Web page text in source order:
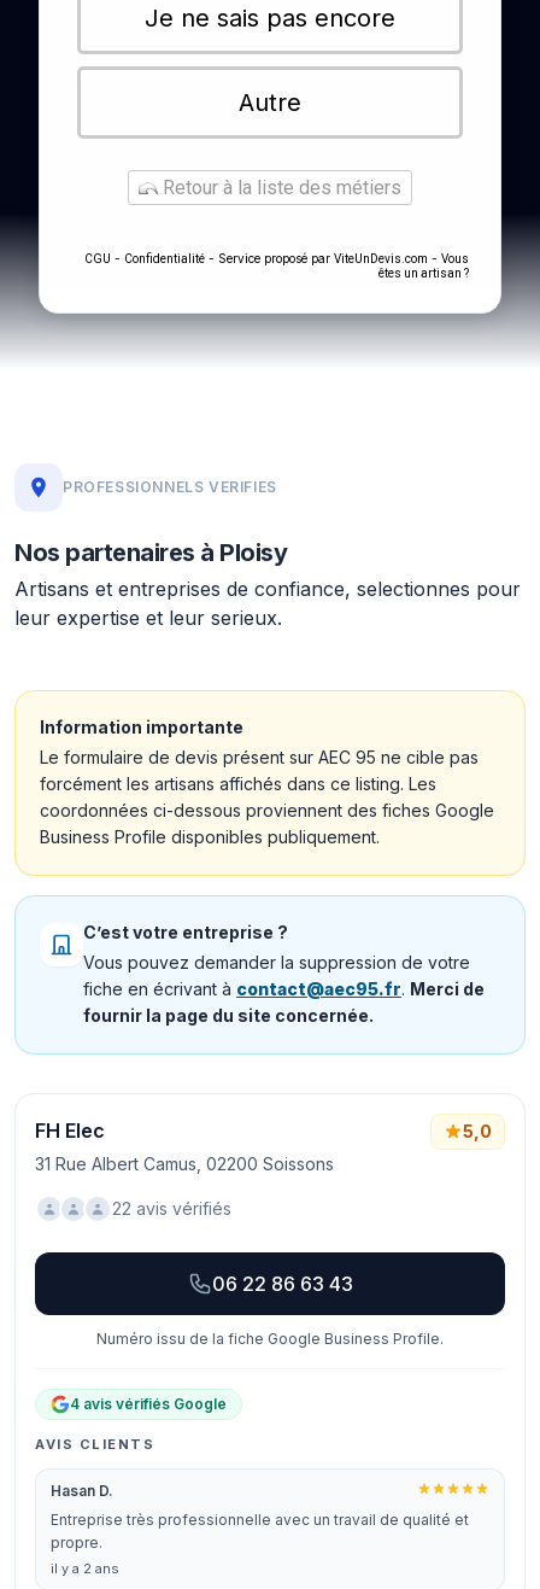
Je ne sais pas encore
Autre
Retour à la liste des métiers
CGU - Confidentialité - Service proposé par ViteUnDevis.com - Vous
êtes un artisan ?
PROFESSIONNELS VERIFIES
Nos partenaires à Ploisy
Artisans et entreprises de confiance, selectionnes pour
leur expertise et leur serieux.
Information importante
Le formulaire de devis présent sur AEC 95 ne cible pas
forcément les artisans affichés dans ce listing. Les
coordonnées ci-dessous proviennent des fiches Google
Business Profile disponibles publiquement.
C’est votre entreprise ?
Vous pouvez demander la suppression de votre
fiche en écrivant à contact@aec95.fr. Merci de
fournir la page du site concernée.
FH Elec
31 Rue Albert Camus, 02200 Soissons
5,0
22 avis vérifiés
06 22 86 63 43
Numéro issu de la fiche Google Business Profile.
4 avis vérifiés Google
AVIS CLIENTS
Hasan D.
Entreprise très professionnelle avec un travail de qualité et
propre.
il y a 2 ans